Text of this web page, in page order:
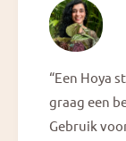
“Een Hoya
graag een
Gebruik